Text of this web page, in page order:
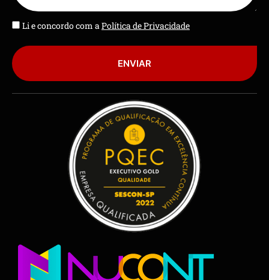
Li e concordo com aPolítica de Privacidade
ENVIAR